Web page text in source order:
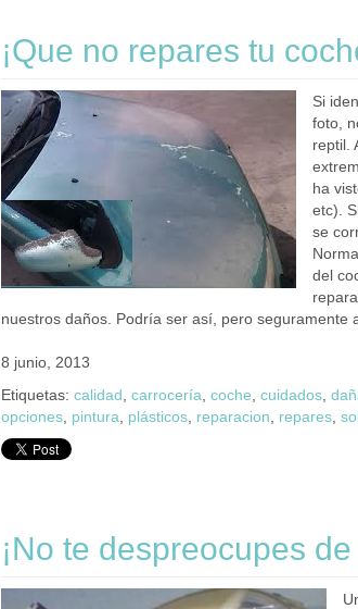
¡Que no repares tu
Si
foto,
reptil.
ha
etc).
se
del
nuestros daños. Podría ser así, pero seguramente
8 junio, 2013
Etiquetas: calidad carrocería coche cuidados
opciones pintura plásticos reparacion repares
¡No te despreocupes